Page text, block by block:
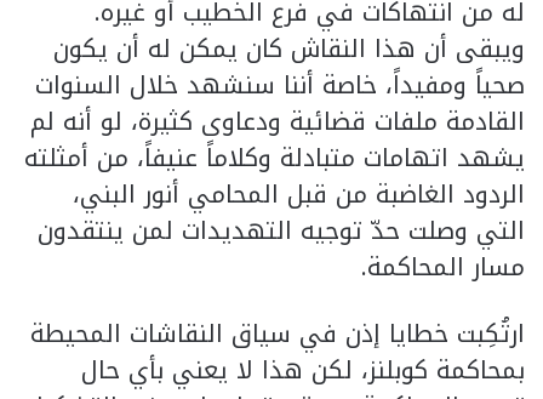
له من انتهاكات في فرع الخطيب أو غيره.
ويبقى أن هذا النقاش كان يمكن له أن يكون
صحياً ومفيداً، خاصة أننا سنشهد خلال السنوات
القادمة ملفات قضائية ودعاوى كثيرة، لو أنه لم
يشهد اتهامات متبادلة وكلاماً عنيفاً، من أمثلته
الردود الغاضبة من قبل المحامي أنور البني،
التي وصلت حدّ توجيه التهديدات لمن ينتقدون
مسار المحاكمة.
ارتُكِبت خطايا إذن في سياق النقاشات المحيطة
بمحاكمة كوبلنز، لكن هذا لا يعني بأي حال